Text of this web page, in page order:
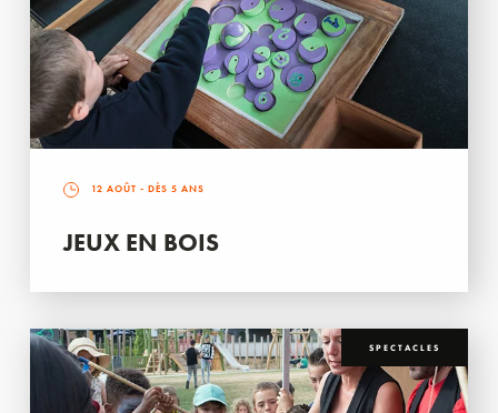
12 AOÛT - DÈS 5 ANS
JEUX EN BOIS
SPECTACLES